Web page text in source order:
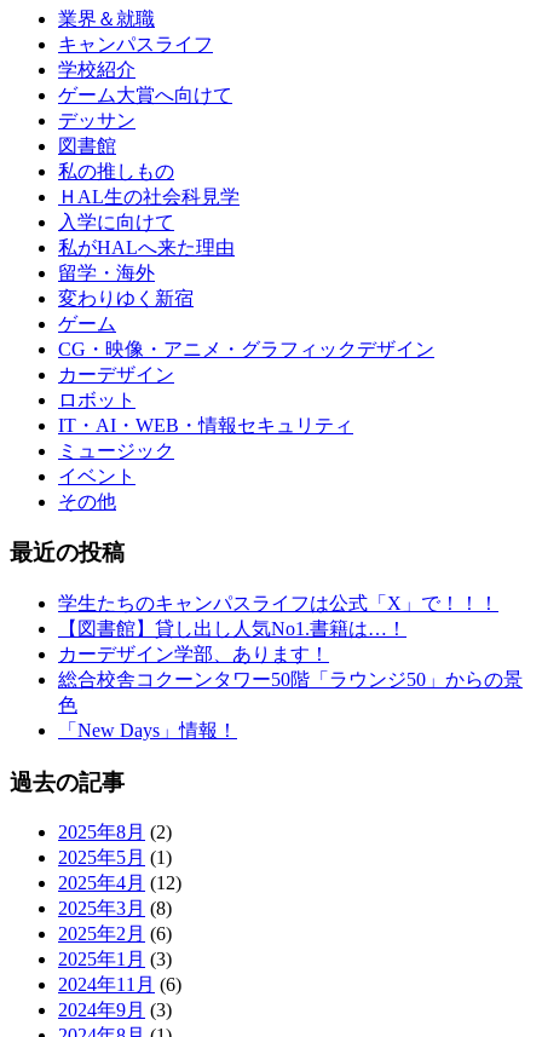
業界＆就職
キャンパスライフ
学校紹介
ゲーム大賞へ向けて
デッサン
図書館
私の推しもの
ＨAL生の社会科見学
入学に向けて
私がHALへ来た理由
留学・海外
変わりゆく新宿
ゲーム
CG・映像・アニメ・グラフィックデザイン
カーデザイン
ロボット
IT・AI・WEB・情報セキュリティ
ミュージック
イベント
その他
最近の投稿
学生たちのキャンパスライフは公式「X」で！！！
【図書館】貸し出し人気No1.書籍は…！
カーデザイン学部、あります！
総合校舎コクーンタワー50階「ラウンジ50」からの景
色
「New Days」情報！
過去の記事
2025年8月 (2)
2025年5月 (1)
2025年4月 (12)
2025年3月 (8)
2025年2月 (6)
2025年1月 (3)
2024年11月 (6)
2024年9月 (3)